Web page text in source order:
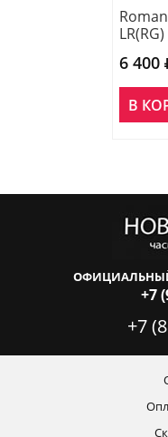
LR(RG)
6 400
В
ОФИЦИАЛЬНЫЙ
+7
+7